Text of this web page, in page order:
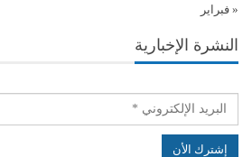
« فبراير
النشرة الإخبارية